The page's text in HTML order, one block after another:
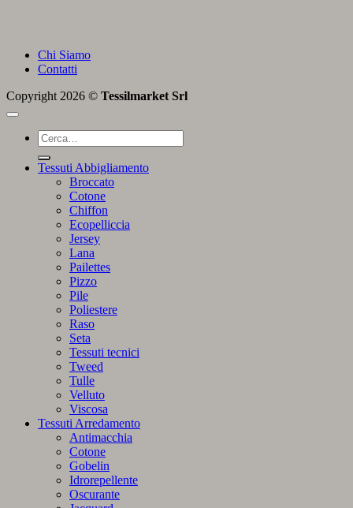
Chi Siamo
Contatti
Copyright 2026 © Tessilmarket Srl
Cerca:
Tessuti Abbigliamento
Broccato
Cotone
Chiffon
Ecopelliccia
Jersey
Lana
Pailettes
Pizzo
Pile
Poliestere
Raso
Seta
Tessuti tecnici
Tweed
Tulle
Velluto
Viscosa
Tessuti Arredamento
Antimacchia
Cotone
Gobelin
Idrorepellente
Oscurante